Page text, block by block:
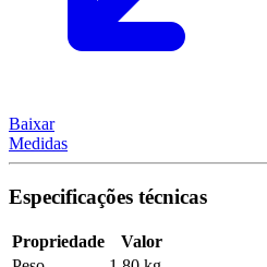
Baixar
Medidas
Especificações técnicas
Propriedade
Valor